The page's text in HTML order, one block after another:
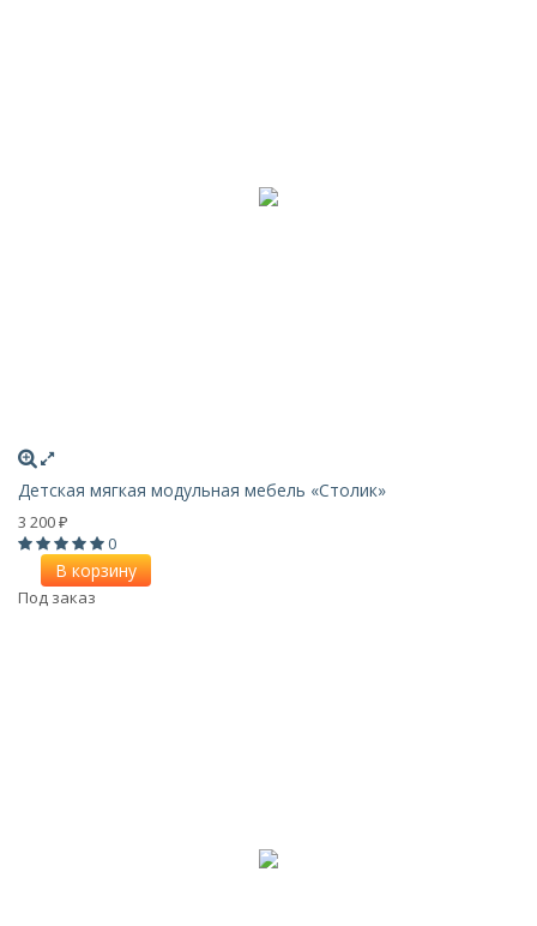
Детская мягкая модульная мебель «Столик»
3 200 ₽
0
В корзину
Под заказ